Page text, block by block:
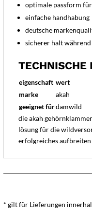
optimale passform
einfache handhabung
deutsche
sicherer halt
TECHNISCHE
eigenschaft wert
marke
akah
geeignet fürdamwild
die akah
lösung für die
erfolgreiches aufbreiten
* gilt für Lieferungen